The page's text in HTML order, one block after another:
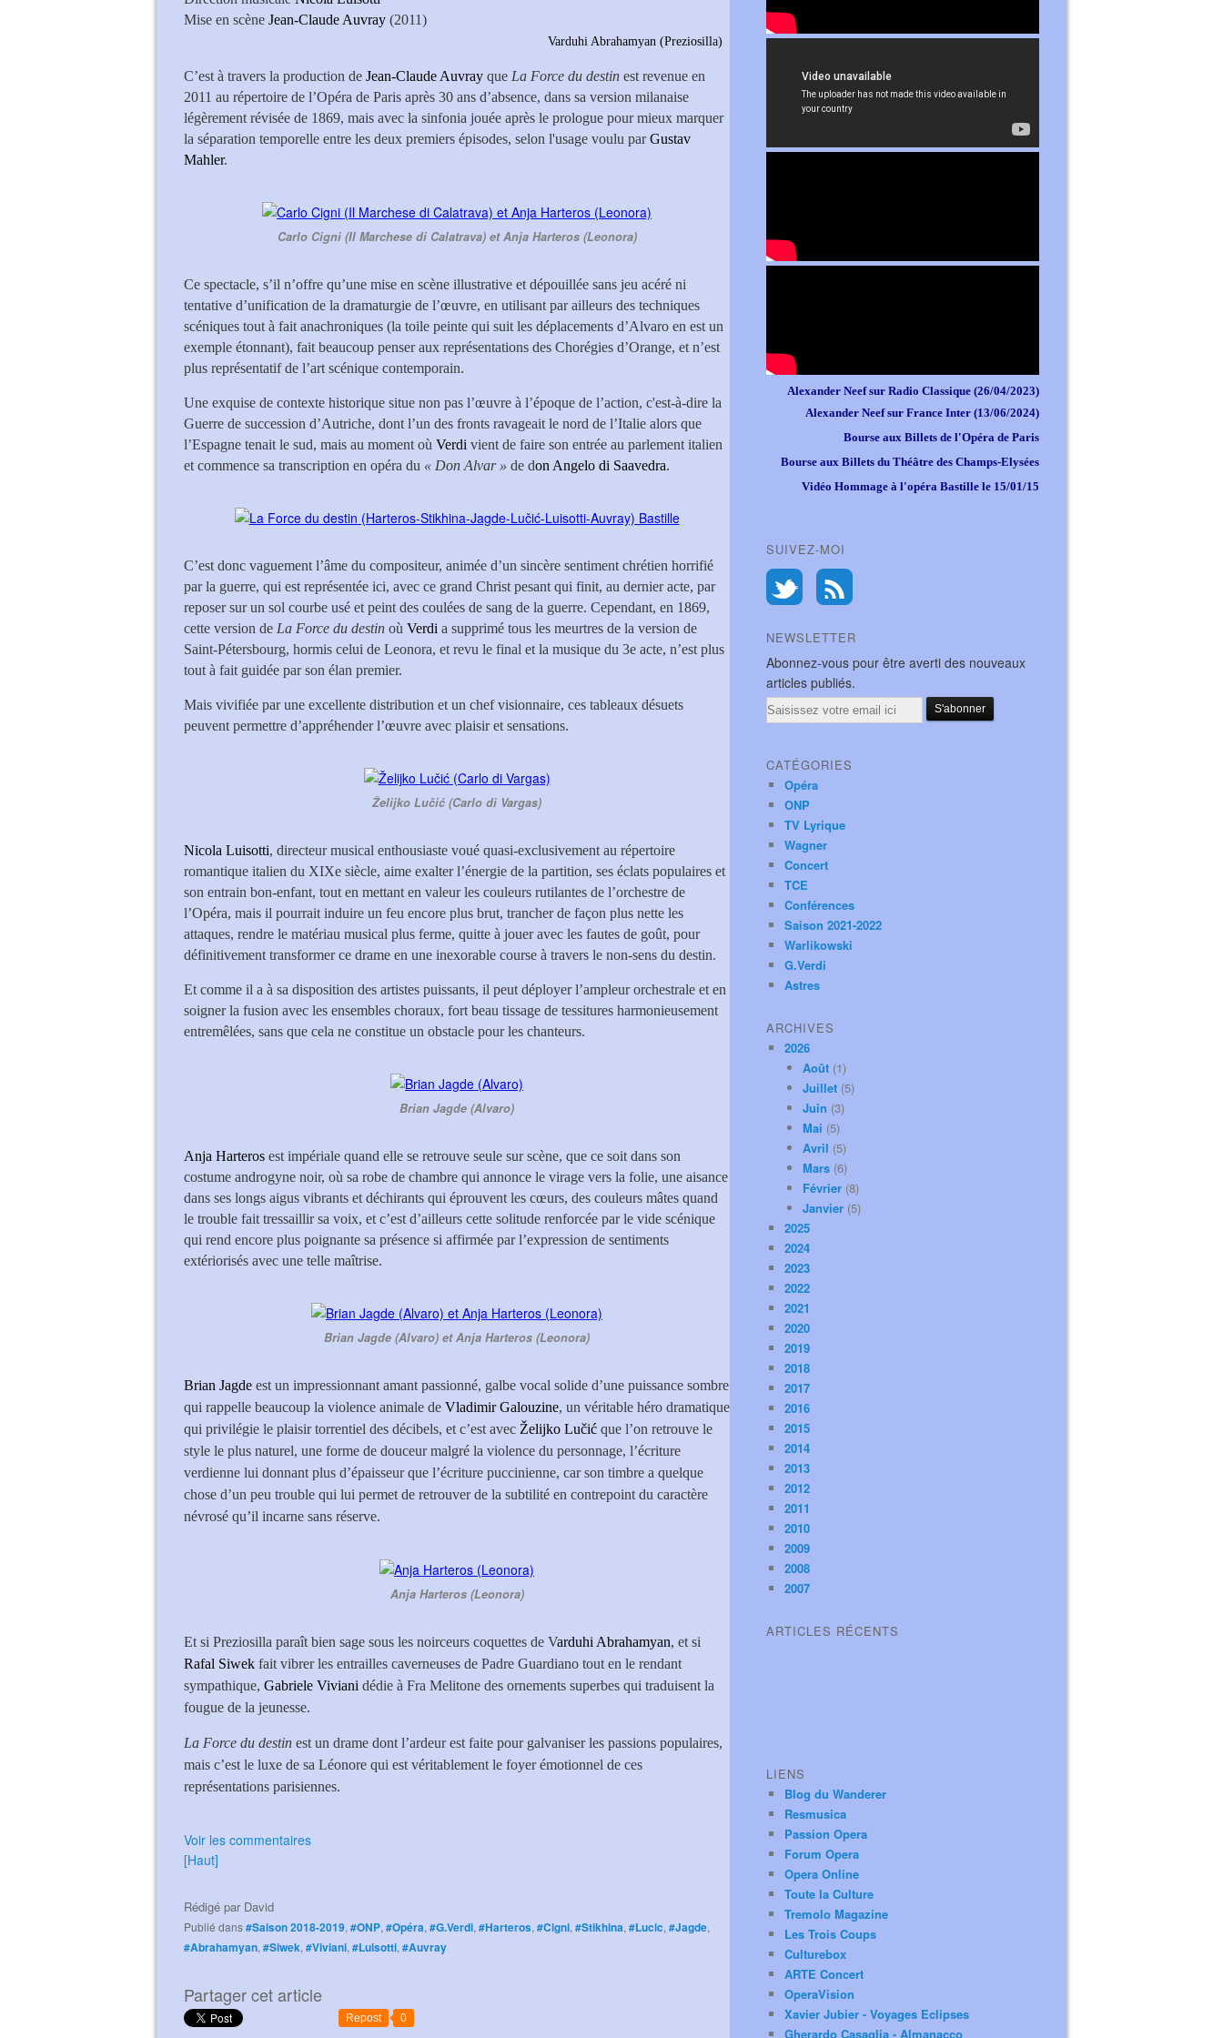
Mise en scène Jean-Claude Auvray (2011)
Varduhi Abrahamyan (Preziosilla)
C’est à travers la production de Jean-Claude Auvray que La Force du destin est revenue en
2011 au répertoire de l’Opéra de Paris après 30 ans d’absence, dans sa version milanaise
légèrement révisée de 1869, mais avec la sinfonia jouée après le prologue pour mieux marquer
la séparation temporelle entre les deux premiers épisodes, selon l'usage voulu parGustav
Mahler.
Carlo Cigni (Il Marchese di Calatrava) et Anja Harteros (Leonora)
Ce spectacle, s’il n’offre qu’une mise en scène illustrative et dépouillée sans jeu acéré ni
tentative d’unification de la dramaturgie de l’œuvre, en utilisant par ailleurs des techniques
scéniques tout à fait anachroniques (la toile peinte qui suit les déplacements d’Alvaro en est un
exemple étonnant), fait beaucoup penser aux représentations des Chorégies d’Orange, et n’est
plus représentatif de l’art scénique contemporain.
Une exquise de contexte historique situe non pas l’œuvre à l’époque de l’action, c'est-à-dire la
Guerre de succession d’Autriche, dont l’un des fronts ravageait le nord de l’Italie alors que
l’Espagne tenait le sud, mais au moment où Verdi vient de faire son entrée au parlement italien
et commence sa transcription en opéra du « Don Alvar » de don Angelo di Saavedra.
C’est donc vaguement l’âme du compositeur, animée d’un sincère sentiment chrétien horrifié
par la guerre, qui est représentée ici, avec ce grand Christ pesant qui finit, au dernier acte, par
reposer sur un sol courbe usé et peint des coulées de sang de la guerre. Cependant, en 1869,
cette version de La Force du destin où Verdi a supprimé tous les meurtres de la version de
Saint-Pétersbourg, hormis celui de Leonora, et revu le final et la musique du 3e acte, n’est plus
tout à fait guidée par son élan premier.
Mais vivifiée par une excellente distribution et un chef visionnaire, ces tableaux désuets
peuvent permettre d’appréhender l’œuvre avec plaisir et sensations.
Želijko Lučić (Carlo di Vargas)
Nicola Luisotti, directeur musical enthousiaste voué quasi-exclusivement au répertoire
romantique italien du XIXe siècle, aime exalter l’énergie de la partition, ses éclats populaires et
son entrain bon-enfant, tout en mettant en valeur les couleurs rutilantes de l’orchestre de
l’Opéra, mais il pourrait induire un feu encore plus brut, trancher de façon plus nette les
attaques, rendre le matériau musical plus ferme, quitte à jouer avec les fautes de goût, pour
définitivement transformer ce drame en une inexorable course à travers le non-sens du destin.
Et comme il a à sa disposition des artistes puissants, il peut déployer l’ampleur orchestrale et en
soigner la fusion avec les ensembles choraux, fort beau tissage de tessitures harmonieusement
entremêlées, sans que cela ne constitue un obstacle pour les chanteurs.
Brian Jagde (Alvaro)
Anja Harteros est impériale quand elle se retrouve seule sur scène, que ce soit dans son
costume androgyne noir, où sa robe de chambre qui annonce le virage vers la folie, une aisance
dans ses longs aigus vibrants et déchirants qui éprouvent les cœurs, des couleurs mâtes quand
le trouble fait tressaillir sa voix, et c’est d’ailleurs cette solitude renforcée par le vide scénique
qui rend encore plus poignante sa présence si affirmée par l’expression de sentiments
extériorisés avec une telle maîtrise.
Brian Jagde (Alvaro) et Anja Harteros (Leonora)
Brian Jagde est un impressionnant amant passionné, galbe vocal solide d’une puissance sombre
qui rappelle beaucoup la violence animale de Vladimir Galouzine, un véritable héro dramatique
qui privilégie le plaisir torrentiel des décibels, et c’est avec Želijko Lučić que l’on retrouve le
style le plus naturel, une forme de douceur malgré la violence du personnage, l’écriture
verdienne lui donnant plus d’épaisseur que l’écriture puccinienne, car son timbre a quelque
chose d’un peu trouble qui lui permet de retrouver de la subtilité en contrepoint du caractère
névrosé qu’il incarne sans réserve.
Anja Harteros (Leonora)
Et si Preziosilla paraît bien sage sous les noirceurs coquettes de Varduhi Abrahamyan, et si
Rafal Siwek fait vibrer les entrailles caverneuses de Padre Guardiano tout en le rendant
sympathique, Gabriele Viviani dédie à Fra Melitone des ornements superbes qui traduisent la
fougue de la jeunesse.
La Force du destin est un drame dont l’ardeur est faite pour galvaniser les passions populaires,
mais c’est le luxe de sa Léonore qui est véritablement le foyer émotionnel de ces
représentations parisiennes.
Voir les commentaires
[Haut]
Rédigé par David
Publié dans#Saison 2018-2019, #ONP, #Opéra, #G.Verdi, #Harteros, #Cigni, #Stikhina, #Lucic, #Jagde,
#Abrahamyan, #Siwek, #Viviani, #Luisotti, #Auvray
Partager cet article
Repost 0
Alexander Neef sur Radio Classique (26/04/2023)
Alexander Neef sur France Inter (13/06/2024)
Bourse aux Billets de l'Opéra de Paris
Bourse aux Billets du Théâtre des Champs-Elysées
Vidéo Hommage à l'opéra Bastille le 15/01/15
SUIVEZ-MOI
NEWSLETTER
Abonnez-vous pour être averti des nouveaux
articles publiés.
Email
CATÉGORIES
Opéra
ONP
TV Lyrique
Wagner
Concert
TCE
Conférences
Saison 2021-2022
Warlikowski
G.Verdi
Astres
ARCHIVES
2026
Août (1)
Juillet (5)
Juin (3)
Mai (5)
Avril (5)
Mars (6)
Février (8)
Janvier (5)
2025
2024
2023
2022
2021
2020
2019
2018
2017
2016
2015
2014
2013
2012
2011
2010
2009
2008
2007
ARTICLES RÉCENTS
LIENS
Blog du Wanderer
Resmusica
Passion Opera
Forum Opera
Opera Online
Toute la Culture
Tremolo Magazine
Les Trois Coups
Culturebox
ARTE Concert
OperaVision
Xavier Jubier - Voyages Eclipses
Gherardo Casaglia - Almanacco